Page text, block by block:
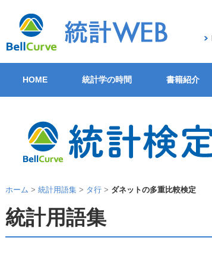
HOME 統計学の時間 書籍紹介
ホーム > 統計用語集 > タ行 > ダネットの多重比較検定
統計用語集